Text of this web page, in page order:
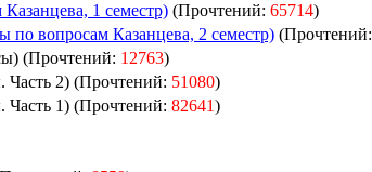
1 семестр) (Прочтений: 65714)
по вопросам Казанцева, 2 семестр) (Прочтений:
(Прочтений: 12763)
Часть 2) (Прочтений: 51080)
Часть 1) (Прочтений: 82641)